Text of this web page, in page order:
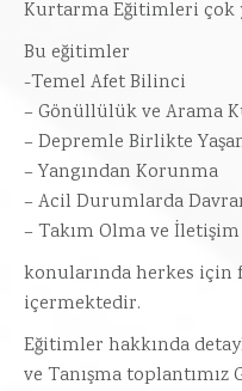
Kurtarma Eğitimleri çok
Bu eğitimler
-Temel Afet Bilinci
– Gönüllülük ve Arama
– Depremle Birlikte
– Yangından Korunma
– Acil Durumlarda
– Takım Olma ve İletişim
konularında herkes
içermektedir.
Eğitimler hakkında
ve Tanışma